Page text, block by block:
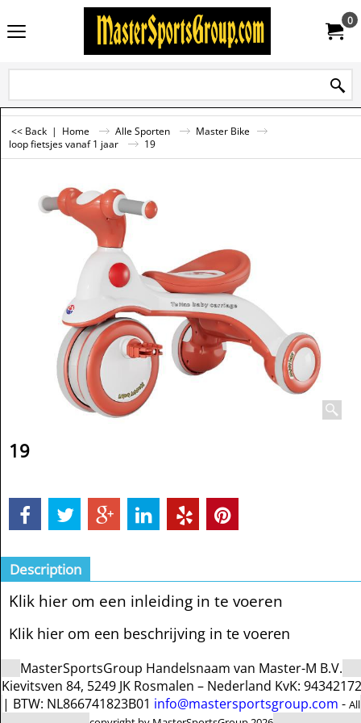
0
<< Back | Home Alle Sporten
Master Bike
loop fietsjes vanaf 1 jaar
19
19
Description
Klik hier om een inleiding in te voeren
Klik hier om een beschrijving in te voeren
MasterSportsGroup Handelsnaam van Master-M B.V.
Kievitsven 84, 5249 JK Rosmalen – Nederland KvK: 94342172
| BTW: NL866741823B01 info@mastersportsgroup.com - All